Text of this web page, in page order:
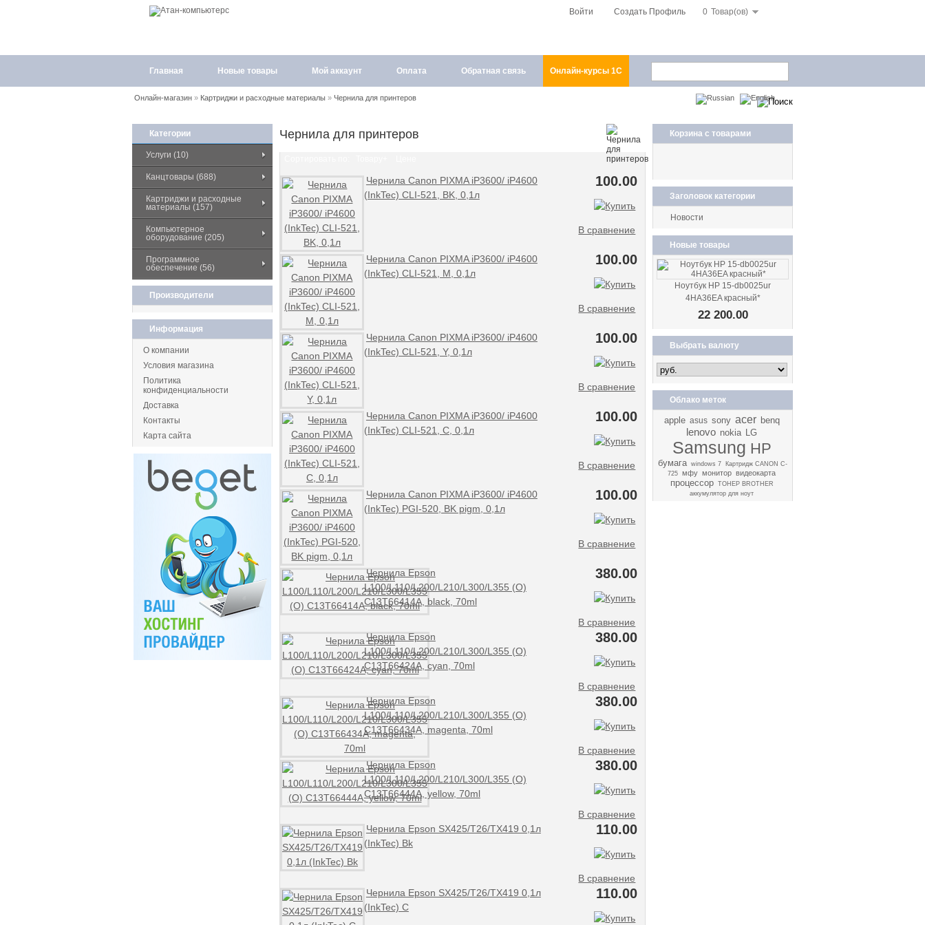
Войти Создать Профиль 0 Товар(ов)
Главная Новые товары Мой аккаунт Оплата Обратная связь Онлайн-курсы 1С
Онлайн-магазин» Картриджи и расходные материалы» Чернила для принтеров
Категории
Услуги (10)
Канцтовары (688)
Картриджи и расходные
материалы (157)
Компьютерное
оборудование (205)
Программное
обеспечение (56)
Производители
Информация
О компании
Условия магазина
Политика
конфиденциальности
Доставка
Контакты
Карта сайта
Чернила для принтеров
Чернила Canon PIXMA iP3600/ iP4600
(InkTec) CLI-521, BK, 0,1л
100.00
В сравнение
Чернила Canon PIXMA iP3600/ iP4600
(InkTec) CLI-521, M, 0,1л
100.00
В сравнение
Чернила Canon PIXMA iP3600/ iP4600
(InkTec) CLI-521, Y, 0,1л
100.00
В сравнение
Чернила Canon PIXMA iP3600/ iP4600
(InkTec) CLI-521, С, 0,1л
100.00
В сравнение
Чернила Canon PIXMA iP3600/ iP4600
(InkTec) PGI-520, BK pigm, 0,1л
100.00
В сравнение
Чернила Epson
L100/L110/L200/L210/L300/L355 (O)
C13T66414A, black, 70ml
380.00
В сравнение
Чернила Epson
L100/L110/L200/L210/L300/L355 (O)
C13T66424A, cyan, 70ml
380.00
В сравнение
Чернила Epson
L100/L110/L200/L210/L300/L355 (O)
C13T66434A, magenta, 70ml
380.00
В сравнение
Чернила Epson
L100/L110/L200/L210/L300/L355 (O)
C13T66444A, yellow, 70ml
380.00
В сравнение
Чернила Epson SX425/T26/TX419 0,1л
(InkTec) Bk
110.00
В сравнение
Чернила Epson SX425/T26/TX419 0,1л
(InkTec) C
110.00
Корзина с товарами
Заголовок категории
Новости
Новые товары
Ноутбук HP 15-db0025ur
4HA36EA красный*
22 200.00
Выбрать валюту
Облако меток
apple asus sony acer benq
lenovo nokia LG
Samsung HP
бумага windows 7
Картридж CANON C-
725 мфу монитор видеокарта
процессор
ТОНЕР BROTHER
аккумулятор для ноут